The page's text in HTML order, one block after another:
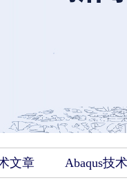
文章 Abaqus技